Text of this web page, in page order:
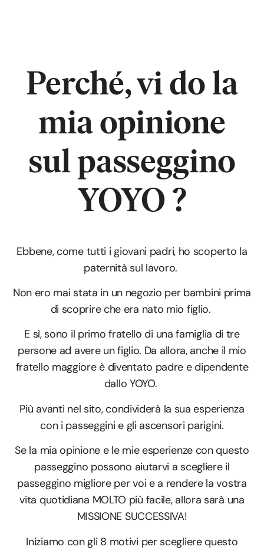
Perché,vi do la
mia opinione
sul passeggino
YOYO ?
Ebbene, come tutti i giovani padri, ho scoperto la
paternità sul lavoro.
Non ero mai stata in un negozio per bambini prima
di scoprire che era nato mio figlio.
E sì, sono il primo fratello di una famiglia di tre
persone ad avere un figlio. Da allora, anche il mio
fratello maggiore è diventato padre e dipendente
dallo YOYO.
Più avanti nel sito, condividerà la sua esperienza
con i passeggini e gli ascensori parigini.
Se la mia opinione e le mie esperienze con questo
passeggino possono aiutarvi a scegliere il
passeggino migliore per voi e a rendere la vostra
vita quotidiana MOLTO più facile, allora sarà una
MISSIONE SUCCESSIVA!
Iniziamo con gli 8 motivi per scegliere questo